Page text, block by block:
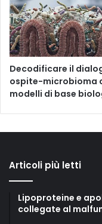
Decodificare il
ospite-microbioma
modelli di base
Articoli più letti
Lipoproteine e
collegate al